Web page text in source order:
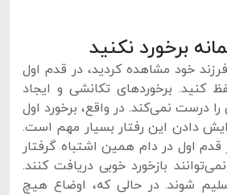
برخورد نکنید
خود مشاهده کردید، در قدم اول
کنید. برخوردهای تکانشی و ایجاد
درست نمی‌کند. در واقع، برخورد اول
دادن این رفتار بسیار مهم است.
قدم اول در دام همین اشتباه گرفتار
بازخورد خوبی دریافت کنند.
شوند. در حالی که، اوضاع هیچ